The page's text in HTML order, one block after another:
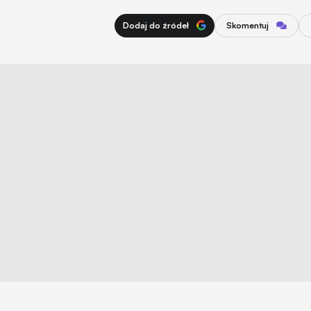
Dodaj do źródeł Skomentuj